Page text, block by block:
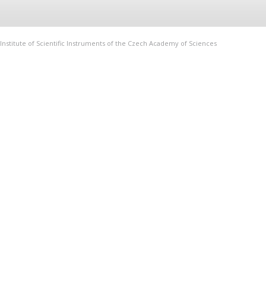
Institute of Scientific Instruments of the Czech Academy of Sciences